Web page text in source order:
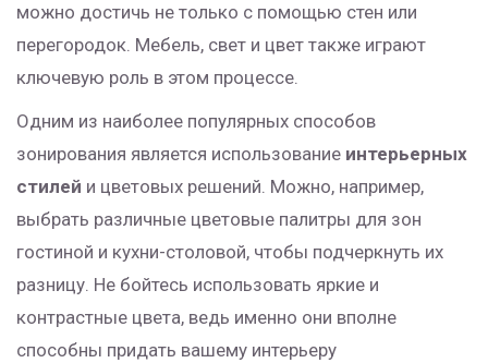
можно достичь не только с помощью стен или
перегородок. Мебель, свет и цвет также играют
ключевую роль в этом процессе.
Одним из наиболее популярных способов
зонирования является использование интерьерных
стилей и цветовых решений. Можно, например,
выбрать различные цветовые палитры для зон
гостиной и кухни-столовой, чтобы подчеркнуть их
разницу. Не бойтесь использовать яркие и
контрастные цвета, ведь именно они вполне
способны придать вашему интерьеру